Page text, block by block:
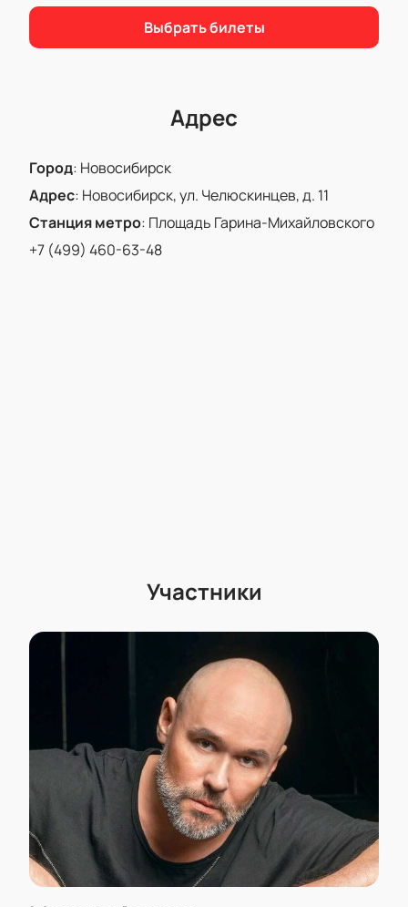
Купить билетына нашем сайте можно уже сейчас.
сайте — это просто и удобно, обеспечьте себе
место на этом значимом культурном мероприятии.
Выбрать билеты
Адрес
Город: Новосибирск
Адрес: Новосибирск, ул. Челюскинцев, д. 11
Станция метро: Площадь Гарина-Михайловского
+7 (499) 460-63-48
Участники